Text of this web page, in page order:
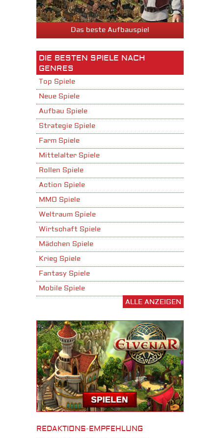
Das beste Aufbauspiel
DIE BESTEN SPIELE NACH
GENRES
Top Spiele
Neue Spiele
Aufbau Spiele
Strategie Spiele
Farm Spiele
Mittelalter Spiele
Rollen Spiele
Action Spiele
MMO Spiele
Weltraum Spiele
Wirtschaft Spiele
Mädchen Spiele
Krieg Spiele
Fantasy Spiele
Mobile Spiele
Download Spiele
3D Spiele
Tablet Spiele
Android Spiele
iPhone Spiele
iOS Spiele
ALLE ANZEIGEN
REDAKTIONS-EMPFEHLUNG